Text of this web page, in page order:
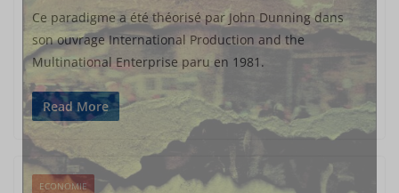
Ce paradigme a été théorisé par John Dunning dans
son ouvrage International Production and the
Multinational Enterprise paru en 1981.
Read More
ECONOMIE